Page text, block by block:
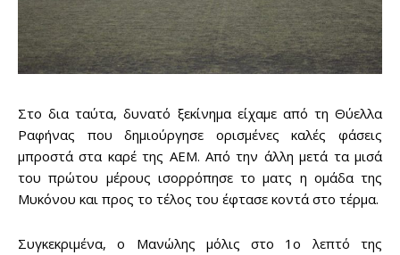
Στο δια ταύτα, δυνατό ξεκίνημα είχαμε από τη Θύελλα
Ραφήνας που δημιούργησε ορισμένες καλές φάσεις
μπροστά στα καρέ της ΑΕΜ. Από την άλλη μετά τα μισά
του πρώτου μέρους ισορρόπησε το ματς η ομάδα της
Μυκόνου και προς το τέλος του έφτασε κοντά στο τέρμα.
Συγκεκριμένα, ο Μανώλης μόλις στο 1ο λεπτό της